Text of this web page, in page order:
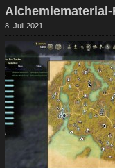
8. Juli 2021